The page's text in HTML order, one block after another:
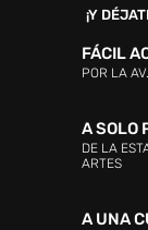
¡Y
FÁCIL
POR LA
A SOLO
DE LA
ARTES
A UNA